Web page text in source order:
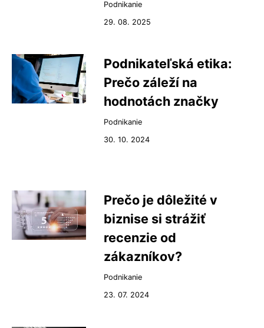
Podnikanie
29. 08. 2025
Podnikateľská etika:
Prečo záleží na
hodnotách značky
Podnikanie
30. 10. 2024
Prečo je dôležité v
biznise si strážiť
recenzie od
zákazníkov?
Podnikanie
23. 07. 2024